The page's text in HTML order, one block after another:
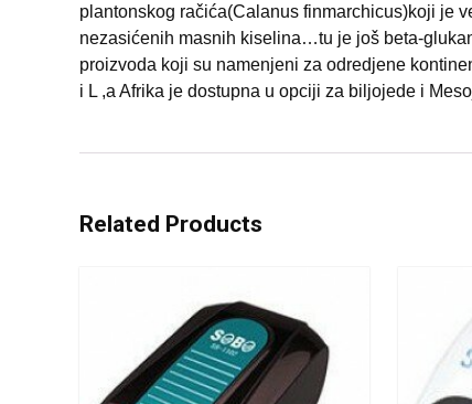
plantonskog račića(Calanus finmarchicus)koji je
nezasićenih masnih kiselina…tu je još beta-
proizvoda koji su namenjeni za odredjene
i L ,a Afrika je dostupna u opciji za biljojede i
Related Products